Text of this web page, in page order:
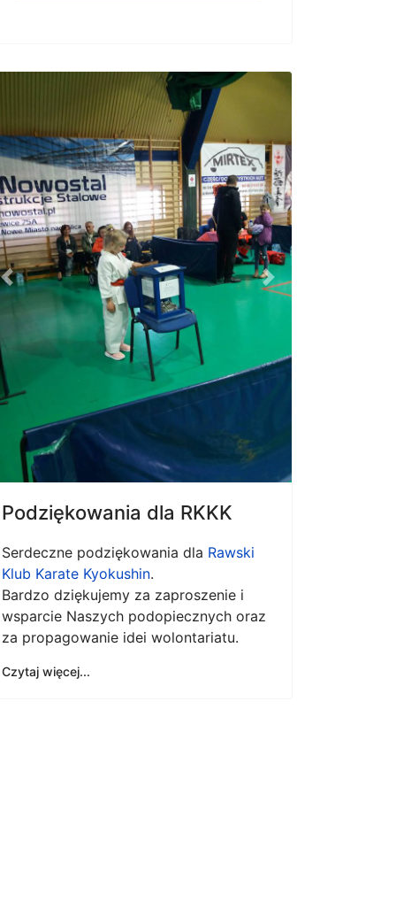
Previous Next
Podziękowania dla RKKK
Serdeczne podziękowania dla
Rawski
Klub Karate Kyokushin.
Bardzo dziękujemy za zaproszenie i
wsparcie Naszych podopiecznych oraz
za propagowanie idei wolontari